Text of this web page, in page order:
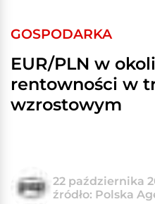
GOSPODARKA
EUR/PLN w
rentowności w
wzrostowym
22 października
źródło: Polska